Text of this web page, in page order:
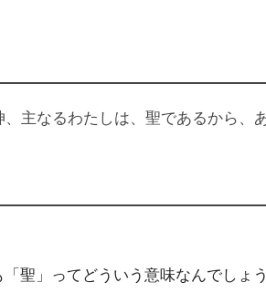
主なるわたしは、聖であるから、
聖」ってどういう意味なんでしょ